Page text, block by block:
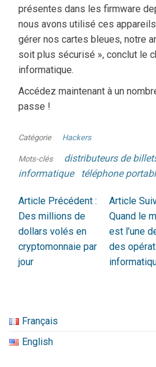
présentes dans les firmware
nous avons utilisé ces
gérer nos cartes bleues, notre
soit plus sécurisé », conclut le
informatique.
Accédez maintenant à un
passe !
Catégorie Hackers
Mots-clés distributeurs de
informatique
téléphone
Article Précédent :
Des millions de
dollars volés en
cryptomonnaie par
jour
Article
Quand le
est l’une
des
Français
English